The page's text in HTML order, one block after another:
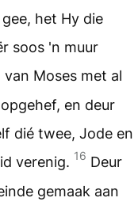
het Hy die
soos 'n muur
van Moses met al
en deur
dié twee, Jode en
verenig. 16 Deur
gemaak aan